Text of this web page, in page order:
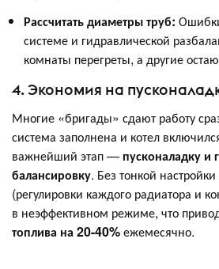
Рассчитать диаметры труб:
системе и гидравлической
комнаты перегреты, а другие
4. Экономия на
Многие «бригады» сдают работу
система заполнена и котел
важнейший этап — пусконаладку и
балансировку. Без тонкой
(регулировки каждого радиатора и
в неэффективном режиме, что
топлива на 20-40%ежемесячно.